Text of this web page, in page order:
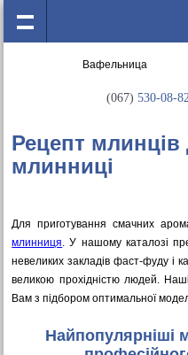
(067) 530-08-
Рецепт млинців
млинниці
Для приготування смачних
млинниця. У нашому каталозі
невеликих закладів фаст-фуду і
великою прохідністю людей.
Вам з підбором оптимальної
Найпопулярніші